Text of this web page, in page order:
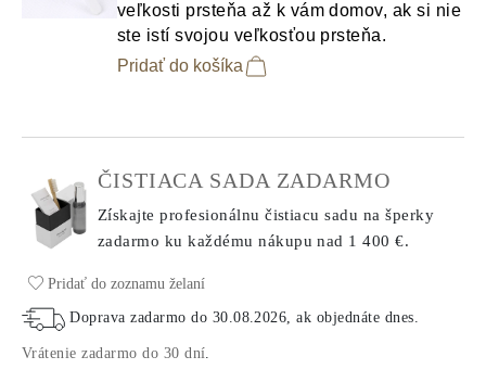
veľkosti prsteňa až k vám domov, ak si nie
ste istí svojou veľkosťou prsteňa.
Pridať do košíka
ČISTIACA SADA ZADARMO
Získajte profesionálnu čistiacu sadu na šperky
zadarmo ku každému nákupunad 1 400 €.
Pridať do zoznamu želaní
Doprava zadarmo do 30.08.2026, ak objednáte dnes.
Vrátenie zadarmo do 30 dní.